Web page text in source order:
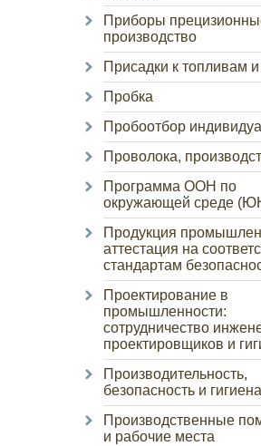
Приборы
производство
Присадки к топливам
Пробка
Пробоотбор
Проволока,
Программа ООН по
окружающей среде
Продукция
аттестация на
стандартам
Проектирование в
промышленности:
сотрудничество
проектировщиков и
Производительность,
безопасность и
Производственные
и рабочие места